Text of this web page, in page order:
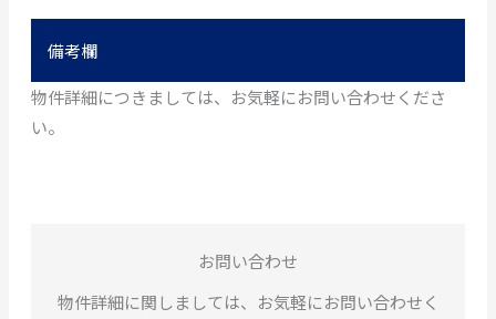
備考欄
物件詳細につきましては、お気軽にお問い合わせくださ
い。
お問い合わせ
物件詳細に関しましては、お気軽にお問い合わせく